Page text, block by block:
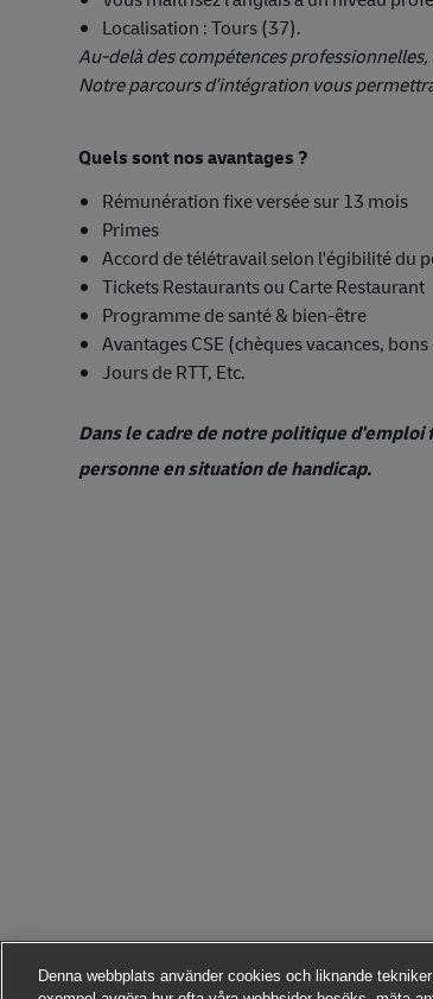
Localisation : Tours (37).
Au-delà des compétences
Notre parcours d'intégration vous
Quels sont nos avantages ?
Rémunération fixe versée sur 13 mois
Primes
Accord de télétravail selon l'égibilité du
Tickets Restaurants ou Carte Restaurant
Programme de santé & bien-être
Avantages CSE (chèques vacances, bons
Jours de RTT, Etc.
Dans le cadre de notre politique
personne en situation de handicap.
Denna webbplats använder cookies och liknande